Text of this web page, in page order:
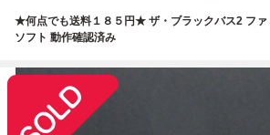
★何点でも送料１８５円★ ザ・ブラックバス2 ファ
ソフト 動作確認済み